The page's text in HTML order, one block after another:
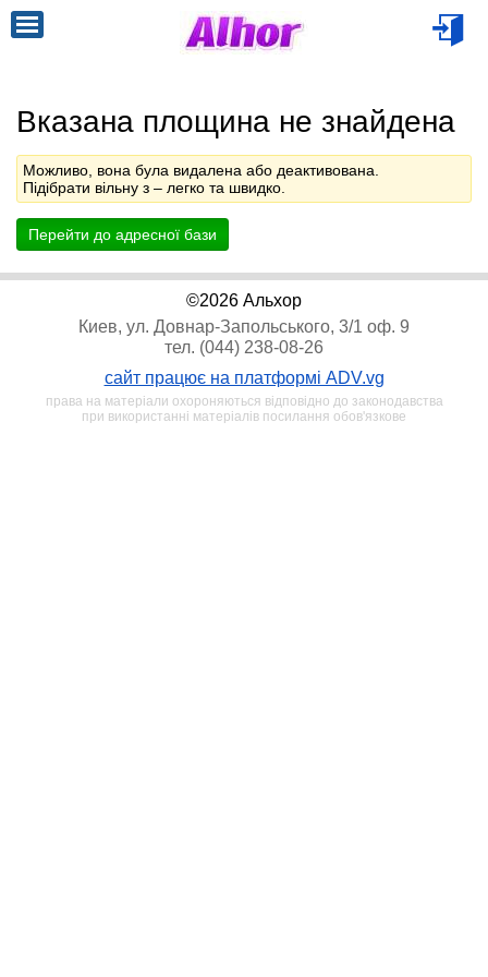
Вказана площина не знайдена
Можливо, вона була видалена або деактивована.
Підібрати вільну з – легко та швидко.
Перейти до адресної бази
©2026 Альхор
Киев, ул. Довнар-Запольського, 3/1 оф. 9
тел. (044) 238-08-26
сайт працює на платформі ADV.vg
права на матеріали охороняються відповідно до законодавства
при використанні матеріалів посилання обов'язкове